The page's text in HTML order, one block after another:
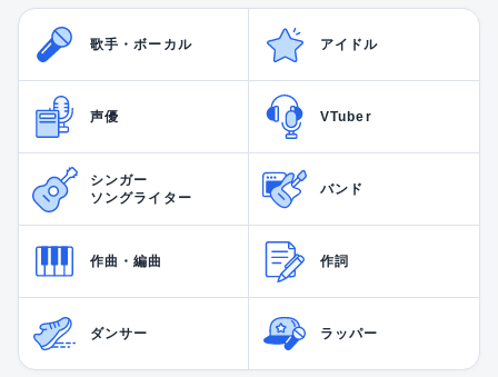
歌手・ボーカル アイドル
声優 VTuber
シンガー
ソングライター
バンド
作曲・編曲 作詞
ダンサー ラッパー